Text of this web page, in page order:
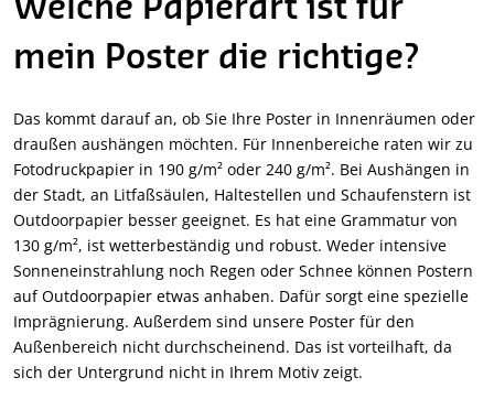
Welche Papierart ist für
mein Poster die richtige?
Das kommt darauf an, ob Sie Ihre Poster in Innenräumen oder
draußen aushängen möchten. Für Innenbereiche raten wir zu
Fotodruckpapier in 190 g/m² oder 240 g/m². Bei Aushängen in
der Stadt, an Litfaßsäulen, Haltestellen und Schaufenstern ist
Outdoorpapier besser geeignet. Es hat eine Grammatur von
130 g/m², ist wetterbeständig und robust. Weder intensive
Sonneneinstrahlung noch Regen oder Schnee können Postern
auf Outdoorpapier etwas anhaben. Dafür sorgt eine spezielle
Imprägnierung. Außerdem sind unsere Poster für den
Außenbereich nicht durchscheinend. Das ist vorteilhaft, da
sich der Untergrund nicht in Ihrem Motiv zeigt.